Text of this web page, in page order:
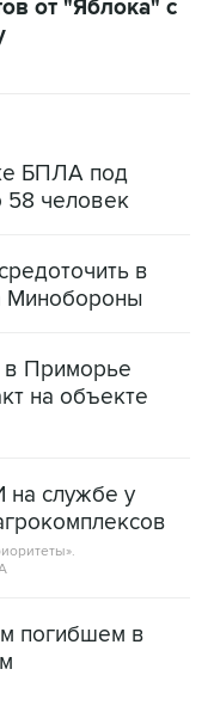
БПЛА под
в
Приморье
службе у
погибшем в